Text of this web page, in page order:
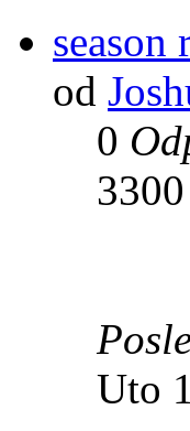
season
od
0
3300
Uto